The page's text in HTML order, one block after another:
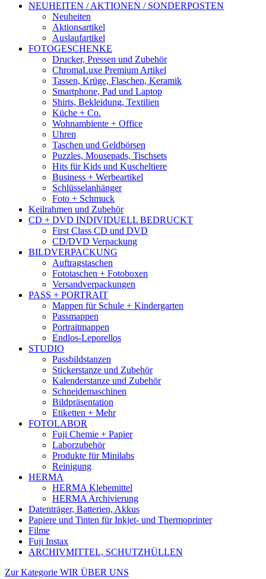
NEUHEITEN / AKTIONEN / SONDERPOSTEN
Neuheiten
Aktionsartikel
Auslaufartikel
FOTOGESCHENKE
Drucker, Pressen und Zubehör
ChromaLuxe Premium Artikel
Tassen, Krüge, Flaschen, Keramik
Smartphone, Pad und Laptop
Shirts, Bekleidung, Textilien
Küche + Co.
Wohnambiente + Office
Uhren
Taschen und Geldbörsen
Puzzles, Mousepads, Tischsets
Hits für Kids und Kuscheltiere
Business + Werbeartikel
Schlüsselanhänger
Foto + Schmuck
Keilrahmen und Zubehör
CD + DVD INDIVIDUELL BEDRUCKT
First Class CD und DVD
CD/DVD Verpackung
BILDVERPACKUNG
Auftragstaschen
Fototaschen + Fotoboxen
Versandverpackungen
PASS + PORTRAIT
Mappen für Schule + Kindergarten
Passmappen
Portraitmappen
Endlos-Leporellos
STUDIO
Passbildstanzen
Stickerstanze und Zubehör
Kalenderstanze und Zubehör
Schneidemaschinen
Bildpräsentation
Etiketten + Mehr
FOTOLABOR
Fuji Chemie + Papier
Laborzubehör
Produkte für Minilabs
Reinigung
HERMA
HERMA Klebemittel
HERMA Archivierung
Datenträger, Batterien, Akkus
Papiere und Tinten für Inkjet- und Thermoprinter
Filme
Fuji Instax
ARCHIVMITTEL, SCHUTZHÜLLEN
Zur Kategorie WIR ÜBER UNS